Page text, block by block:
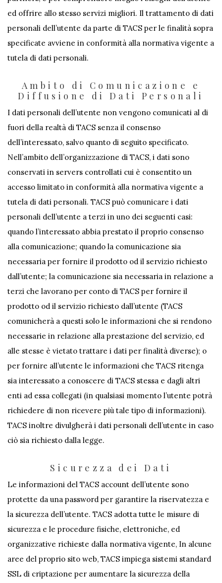
ed offrire allo stesso servizi migliori. Il trattamento di dati
personali dell’utente da parte di TACS per le finalità sopra
specificate avviene in conformità alla normativa vigente a
tutela di dati personali.
Ambito di Comunicazione e
Diffusione di Dati Personali
I dati personali dell’utente non vengono comunicati al di
fuori della realtà di TACS senza il consenso
dell’interessato, salvo quanto di seguito specificato.
Nell’ambito dell’organizzazione di TACS, i dati sono
conservati in servers controllati cui è consentito un
accesso limitato in conformità alla normativa vigente a
tutela di dati personali. TACS può comunicare i dati
personali dell’utente a terzi in uno dei seguenti casi:
quando l’interessato abbia prestato il proprio consenso
alla comunicazione; quando la comunicazione sia
necessaria per fornire il prodotto od il servizio richiesto
dall’utente; la comunicazione sia necessaria in relazione a
terzi che lavorano per conto di TACS per fornire il
prodotto od il servizio richiesto dall’utente (TACS
comunicherà a questi solo le informazioni che si rendono
necessarie in relazione alla prestazione del servizio, ed
alle stesse è vietato trattare i dati per finalità diverse); o
per fornire all’utente le informazioni che TACS ritenga
sia interessato a conoscere di TACS stessa e dagli altri
enti ad essa collegati (in qualsiasi momento l’utente potrà
richiedere di non ricevere più tale tipo di informazioni).
TACS inoltre divulgherà i dati personali dell’utente in caso
ciò sia richiesto dalla legge.
Sicurezza dei Dati
Le informazioni del TACS account dell’utente sono
protette da una password per garantire la riservatezza e
la sicurezza dell’utente. TACS adotta tutte le misure di
sicurezza e le procedure fisiche, elettroniche, ed
organizzative richieste dalla normativa vigente, In alcune
aree del proprio sito web, TACS impiega sistemi standard
SSL di criptazione per aumentare la sicurezza della